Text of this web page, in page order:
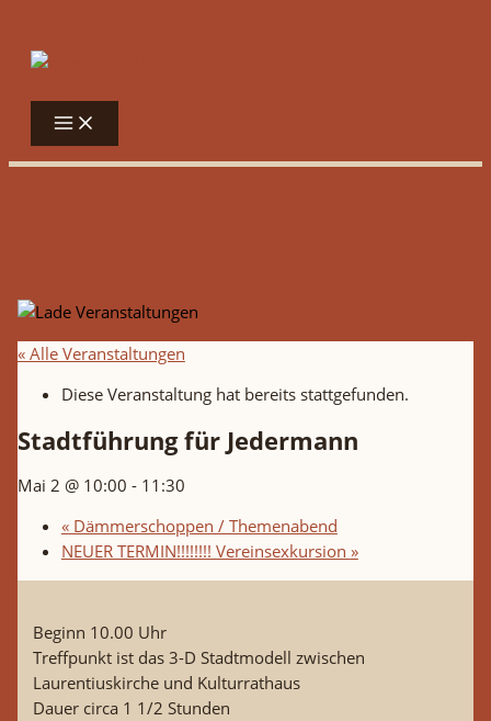
« Alle Veranstaltungen
Diese Veranstaltung hat bereits stattgefunden.
Stadtführung für Jedermann
Mai 2 @ 10:00 - 11:30
«Dämmerschoppen / Themenabend
NEUER TERMIN!!!!!!!! Vereinsexkursion »
Beginn 10.00 Uhr
Treffpunkt ist das 3-D Stadtmodell zwischen
Laurentiuskirche und Kulturrathaus
Dauer circa 1 1/2 Stunden